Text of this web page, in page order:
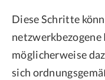
Diese Schritte
netzwerkbezogene
möglicherweise
sich